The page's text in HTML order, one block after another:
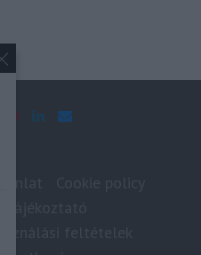
tájékoztató
feltételek